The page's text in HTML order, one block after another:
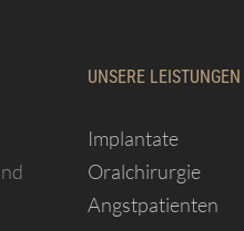
UNSERE LEISTUNGEN
Implantate
Oralchirurgie
Angstpatienten